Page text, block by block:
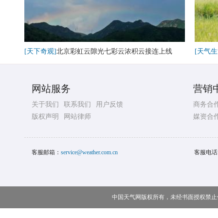
[天下奇观]北京彩虹云隙光七彩云浓积云接连上线 [天气
网站服务
关于我们 联系我们
用户反馈
版权声明
网站律师
营销
商务合
媒资合
客服邮箱： service@weather.com.cn 客服电
中国天气网版权所有，未经书面授权